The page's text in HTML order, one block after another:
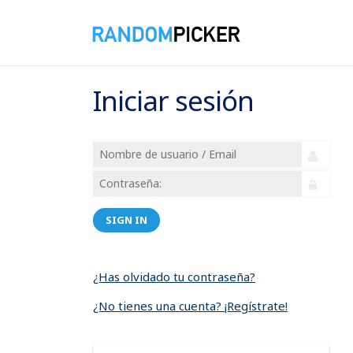
Iniciar sesión
SIGN IN
¿Has olvidado tu contraseña?
¿No tienes una cuenta? ¡Regístrate!